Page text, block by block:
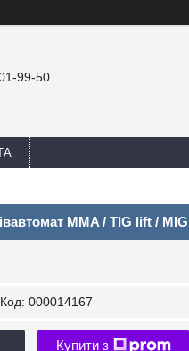
99-50
MMA / TIG lift /
Код: 000014167
Купити з